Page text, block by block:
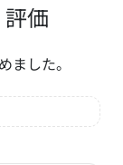
価
ました。